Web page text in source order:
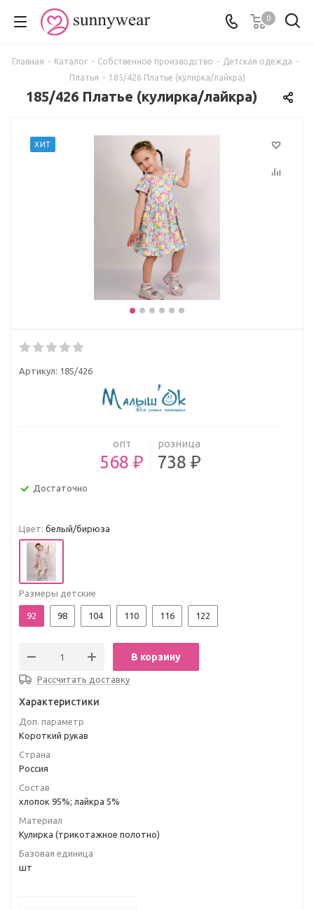
0
Главная - Каталог - Собственное производство - Детская одежда -
Платья - 185/426 Платье (кулирка/лайкра)
185/426 Платье (кулирка/лайкра)
ХИТ
Артикул: 185/426
опт
568 ₽
розница
738 ₽
Достаточно
Цвет: белый/бирюза
Размеры детские
92 98 104 110 116 122
В корзину
Рассчитать доставку
Характеристики
Доп. параметр
Короткий рукав
Страна
Россия
Состав
хлопок 95%; лайкра 5%
Материал
Кулирка (трикотажное полотно)
Базовая единица
шт